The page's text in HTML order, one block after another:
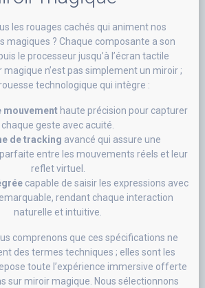
les rouages cachés qui animent nos
magiques ? Chaque composante a son
le processeur jusqu’à l’écran tactile
n’est pas simplement un miroir ;
technologique qui intègre :
mouvementhaute précision pour capturer
chaque geste avec acuité.
de tracking avancé qui assure une
entre les mouvements réels et leur
reflet virtuel.
capable de saisir les expressions avec
rendant chaque interaction
naturelle et intuitive.
comprenons que ces spécifications ne
des termes techniques ; elles sont les
toute l’expérience immersive offerte
sur miroir magique. Nous sélectionnons